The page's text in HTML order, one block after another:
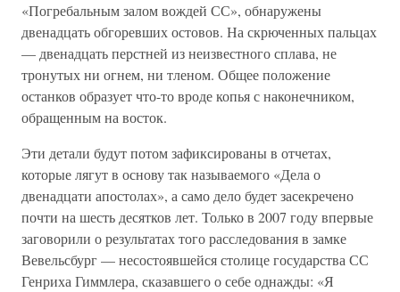
«Погребальным залом вождей СС», обнаружены
двенадцать обгоревших остовов. На скрюченных пальцах
— двенадцать перстней из неизвестного сплава, не
тронутых ни огнем, ни тленом. Общее положение
останков образует что-то вроде копья с наконечником,
обращенным на восток.
Эти детали будут потом зафиксированы в отчетах,
которые лягут в основу так называемого «Дела о
двенадцати апостолах», а само дело будет засекречено
почти на шесть десятков лет. Только в 2007 году впервые
заговорили о результатах того расследования в замке
Вевельсбург — несостоявшейся столице государства СС
Генриха Гиммлера, сказавшего о себе однажды: «Я